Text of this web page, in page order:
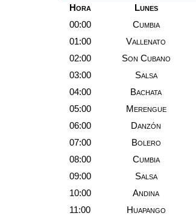
Hora Lunes
00:00
Cumbia
01:00
Vallenato
02:00
Son Cubano
03:00
Salsa
04:00
Bachata
05:00
Merengue
06:00
Danzón
07:00
Bolero
08:00
Cumbia
09:00
Salsa
10:00
Andina
11:00
Huapango